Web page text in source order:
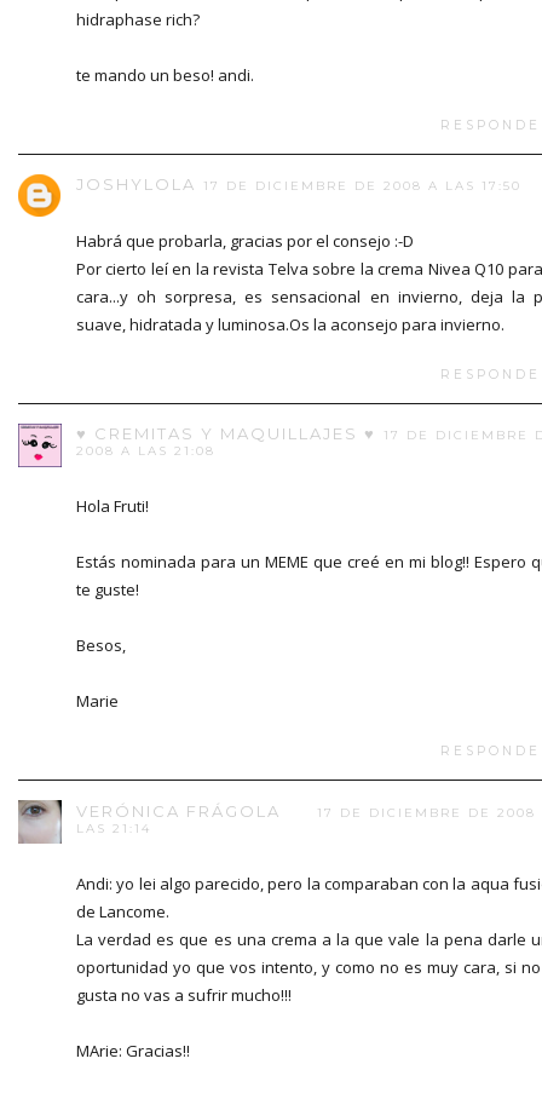
hidraphase rich?
te mando un beso! andi.
JOSHYLOLA 17 DE DICIEMBRE DE 2008 A LAS 17:50
Habrá que probarla, gracias por el consejo :-D
Por cierto leí en la revista Telva sobre la crema Nivea Q10
cara...y oh sorpresa, es sensacional en invierno, deja la
suave, hidratada y luminosa.Os la aconsejo para invierno.
♥ CREMITAS Y MAQUILLAJES ♥
17 DE DICIEMBRE
2008 A LAS 21:08
Hola Fruti!
Estás nominada para un MEME que creé en mi blog!! Espero
te guste!
Besos,
Marie
VERÓNICA FRÁGOLA
17 DE DICIEMBRE DE 2008
LAS 21:14
Andi: yo lei algo parecido, pero la comparaban con la aqua
de Lancome.
La verdad es que es una crema a la que vale la pena darle
oportunidad yo que vos intento, y como no es muy cara, si
gusta no vas a sufrir mucho!!!
MArie: Gracias!!